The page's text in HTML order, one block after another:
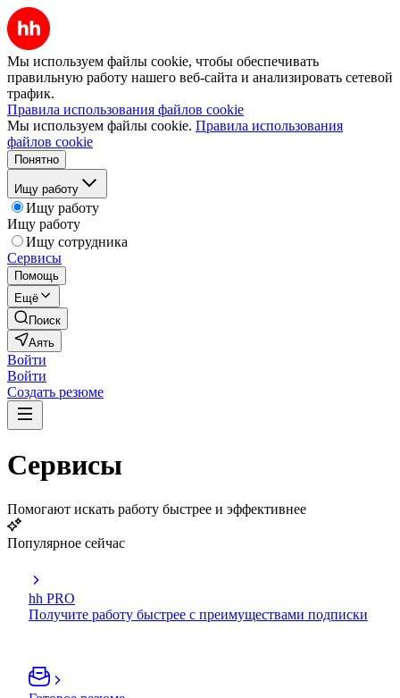
Мы используем файлы cookie, чтобы обеспечивать
правильную работу нашего веб-сайта и анализировать сетевой
трафик.
Правила использования файлов cookie
Мы используем файлы cookie. Правила использования
файлов cookie
Понятно
Ищу работу
Ищу работу
Ищу работу
Ищу сотрудника
Сервисы
Помощь
Ещё
Поиск
Аять
Войти
Войти
Создать резюме
Сервисы
Помогают искать работу быстрее и эффективнее
Популярное сейчас
hh PRO
Получите работу быстрее с преимуществами подписки